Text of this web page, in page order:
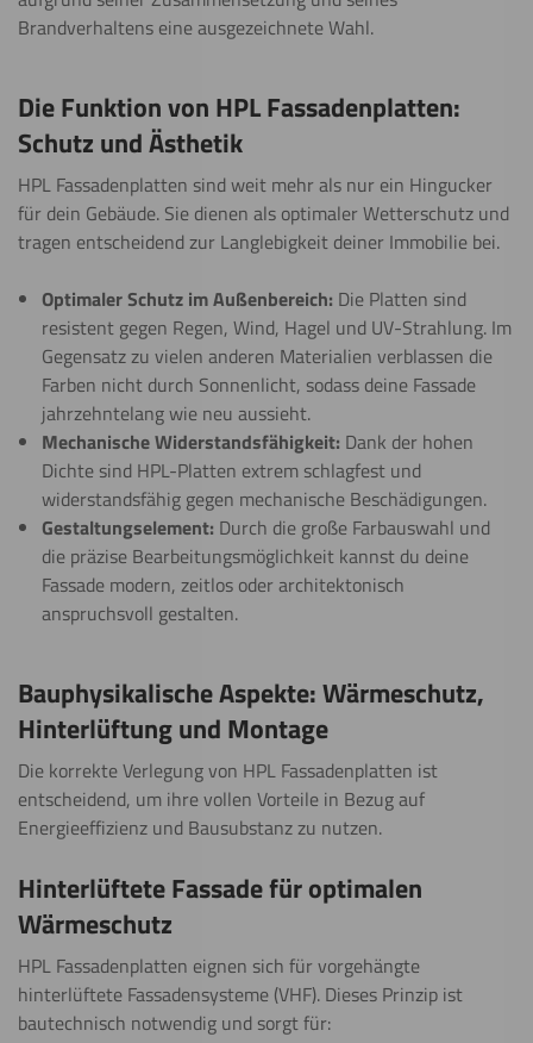
Brandverhaltens eine ausgezeichnete Wahl.
Die Funktion von HPL Fassadenplatten:
Schutz und Ästhetik
HPL Fassadenplatten sind weit mehr als nur ein Hingucker
für dein Gebäude. Sie dienen als optimaler Wetterschutz und
tragen entscheidend zur Langlebigkeit deiner Immobilie bei.
Optimaler Schutz im Außenbereich: Die Platten sind
resistent gegen Regen, Wind, Hagel und UV-Strahlung. Im
Gegensatz zu vielen anderen Materialien verblassen die
Farben nicht durch Sonnenlicht, sodass deine Fassade
jahrzehntelang wie neu aussieht.
Mechanische Widerstandsfähigkeit: Dank der hohen
Dichte sind HPL-Platten extrem schlagfest und
widerstandsfähig gegen mechanische Beschädigungen.
Gestaltungselement: Durch die große Farbauswahl und
die präzise Bearbeitungsmöglichkeit kannst du deine
Fassade modern, zeitlos oder architektonisch
anspruchsvoll gestalten.
Bauphysikalische Aspekte: Wärmeschutz,
Hinterlüftung und Montage
Die korrekte Verlegung von HPL Fassadenplatten ist
entscheidend, um ihre vollen Vorteile in Bezug auf
Energieeffizienz und Bausubstanz zu nutzen.
Hinterlüftete Fassade für optimalen
Wärmeschutz
HPL Fassadenplatten eignen sich für vorgehängte
hinterlüftete Fassadensysteme (VHF). Dieses Prinzip ist
bautechnisch notwendig und sorgt für: